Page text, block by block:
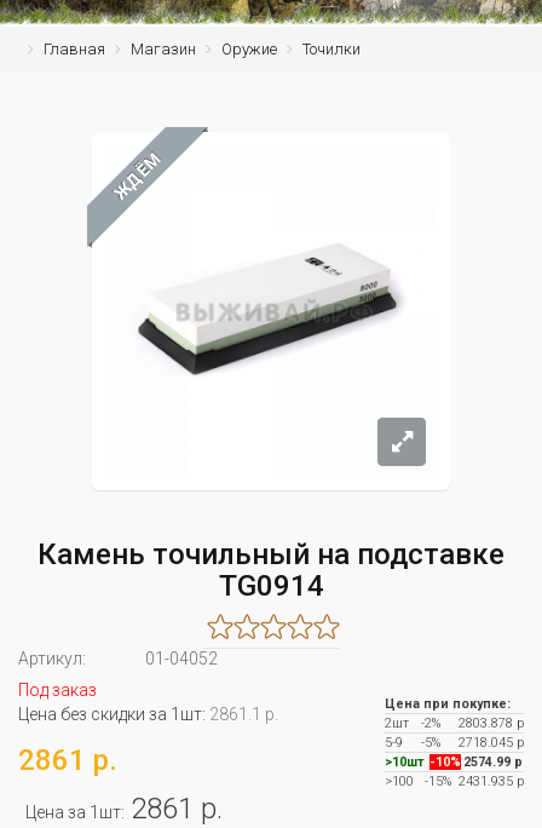
Главная Магазин Оружие Точилки
ЖДЁМ
Камень точильный на подставке
TG0914
Артикул:
01-04052
Под заказ
Цена без скидки за 1шт: 2861.1 р.
2861 р.
Цена за 1шт: 2861 р.
Цена при покупке:
2шт
-2%
2803.878 р
5-9
-5%
2718.045 р
>10шт -10% 2574.99 р
>100
-15% 2431.935 р